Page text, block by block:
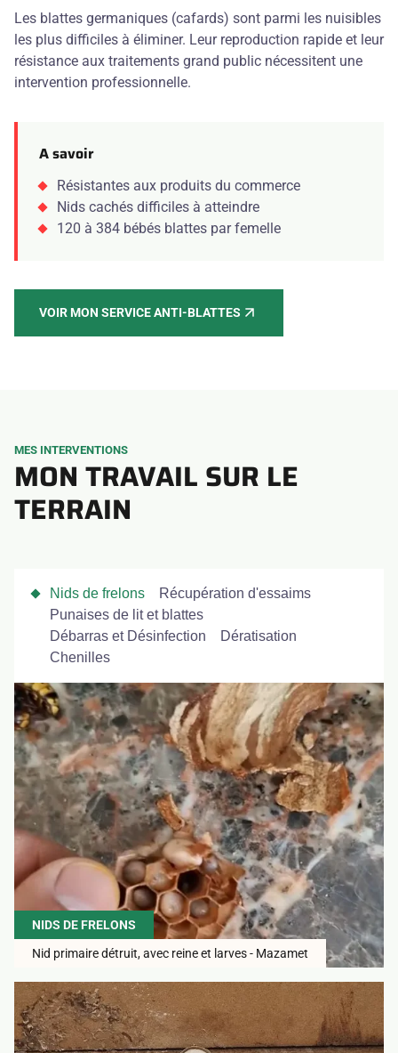
Les blattes germaniques (cafards) sont parmi les nuisibles
les plus difficiles à éliminer. Leur reproduction rapide et leur
résistance aux traitements grand public nécessitent une
intervention professionnelle.
A savoir
Résistantes aux produits du commerce
Nids cachés difficiles à atteindre
120 à 384 bébés blattes par femelle
VOIR MON SERVICE ANTI-BLATTES
MES INTERVENTIONS
MON TRAVAIL SUR LE
TERRAIN
Nids de frelons
Récupération d'essaims
Punaises de lit et blattes
Débarras et Désinfection
Dératisation
Chenilles
NIDS DE FRELONS
Nid primaire détruit, avec reine et larves - Mazamet